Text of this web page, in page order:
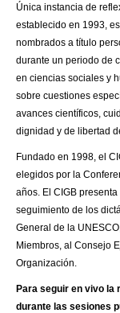
Única instancia de
establecido en 1993,
nombrados a título
durante un periodo de
en ciencias sociales y
sobre cuestiones
avances científicos,
dignidad y de libertad
Fundado en 1998, el
elegidos por la
años. El CIGB
seguimiento de los
General de la
Miembros, al Consejo
Organización.
Para seguir en vivo la
durante las sesiones